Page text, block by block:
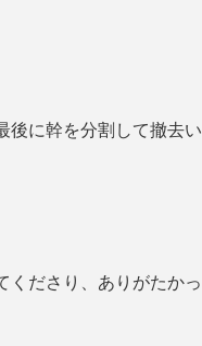
に幹を分割して撤去い
ださり、ありがたかっ